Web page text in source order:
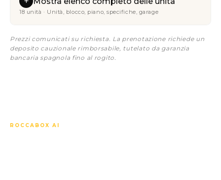
18 unità · Unità, blocco, piano, specifiche, garage
Prezzi comunicati su richiesta. La prenotazione richiede un
deposito cauzionale rimborsabile, tutelato da garanzia
bancaria spagnola fino al rogito.
ROCCABOX AI